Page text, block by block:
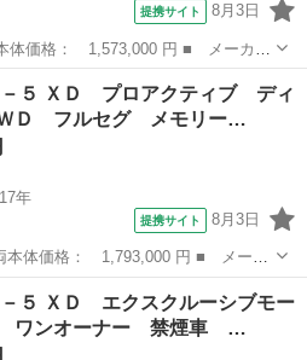
提携サイト 8月3日
ロル ■ グレード名： Ｇ ４Ｗ
ＶＤ再生 バックカメラ 衝突被害
－５ ＸＤ プロアクティブ ディ
Ｄ フルセグ メモリー…
年
提携サイト 8月3日
Ｘ－５ ■ グレード名： ＸＤ プ
Ｄ フルセグ メモリーナビ ＤＶ
５ ＸＤ エクスクルーシブモー
ワンオーナー 禁煙車 …